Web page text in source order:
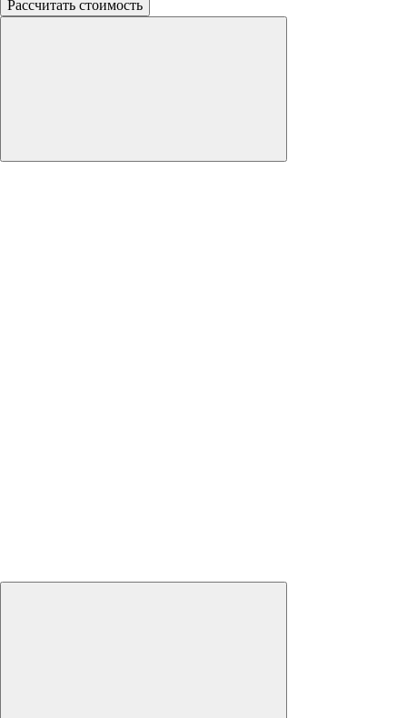
Рассчитать стоимость